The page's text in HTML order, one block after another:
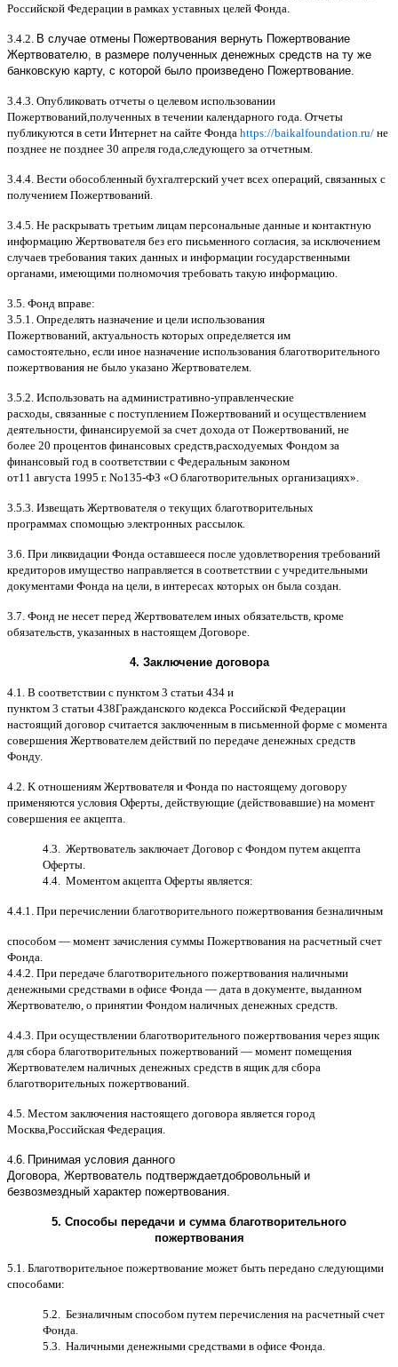
Российской Федерации в рамках уставных целей Фонда
3.4.2. В случае отмены Пожертвования вернуть Пожертвование
Жертвователю, в размере полученных денежных средств на ту же
банковскую карту, с которой было произведено Пожертвование.
3.4.3. Опубликовать отчеты о целевом использовании
Пожертвований полученных в течении календарного года Отчеты
публикуются в сети Интернет на сайте Фонда https://baikalfoundation.ru/ не
позднее не позднее 30 апреля года следующего за отчетным
3.4.4. Вести обособленный бухгалтерский учет всех операций связанных с
получением Пожертвований
3.4.5. Не раскрывать третьим лицам персональные данные и контактную
информацию Жертвователя без его письменного согласия за исключением
случаев требования таких данных и информации государственными
органами имеющими полномочия требовать такую информацию
3.5. Фонд вправе:
3.5.1. Определять назначение и цели использования
Пожертвований актуальность которых определяется им
самостоятельно если иное назначение использования благотворительного
пожертвования не было указано Жертвователем
3.5.2. Использовать на административно-управленческие
расходы связанные с поступлением Пожертвований и осуществлением
деятельности финансируемой за счет дохода от Пожертвований не
более 20 процентов финансовых средств расходуемых Фондом за
финансовый год в соответствии с Федеральным законом
от11 августа 1995 г. No135-ФЗ «О благотворительных организациях».
3.5.3. Извещать Жертвователя o текущих благотворительных
программах cпомощью электронных рассылок
3.6. При ликвидации Фонда оставшееся после удовлетворения требований
кредиторов имущество направляется в соответствии с учредительными
документами Фонда на цели в интересах которых он была создан
3.7. Фонд не несет перед Жертвователем иных обязательств кроме
обязательств указанных в настоящем Договоре
4. Заключение договора
4.1. B соответствии с пунктом 3 статьи 434 и
пунктом 3 статьи 438Гражданского кодекса Российской Федерации
настоящий договор считается заключенным в письменной форме c момента
совершения Жертвователем действий по передаче денежных средств
Фонду.
4.2. K отношениям Жертвователя и Фонда по настоящему договору
применяются условия Оферты действующие (действовавшие) на момент
совершения ее акцепта
4.3. Жертвователь заключает Договор c Фондом путем акцепта
Оферты
4.4. Моментом акцепта Оферты является:
4.4.1. При перечислении благотворительного пожертвования безналичным
способом — момент зачисления суммы Пожертвования на расчетный счет
Фонда
4.4.2. При передаче благотворительного пожертвования наличными
денежными средствами в офисе Фонда — дата в документе выданном
Жертвователю o принятии Фондом наличных денежных средств
4.4.3. При осуществлении благотворительного пожертвования через ящик
для сбора благотворительных пожертвований — момент помещения
Жертвователем наличных денежных средств в ящик для сбора
благотворительных пожертвований
4.5. Местом заключения настоящего договора является город
Москва Российская Федерация
4. 6 Принимая условия данного
Договора, Жертвователь подтверждаетдобровольный и
безвозмездный характер пожертвования
5. Способы передачи и сумма благотворительного
пожертвования
5.1. Благотворительное пожертвование может быть передано следующими
способами:
5.2. Безналичным способом путем перечисления на расчетный счет
Фонда
5.3. Наличными денежными средствами в офисе Фонда